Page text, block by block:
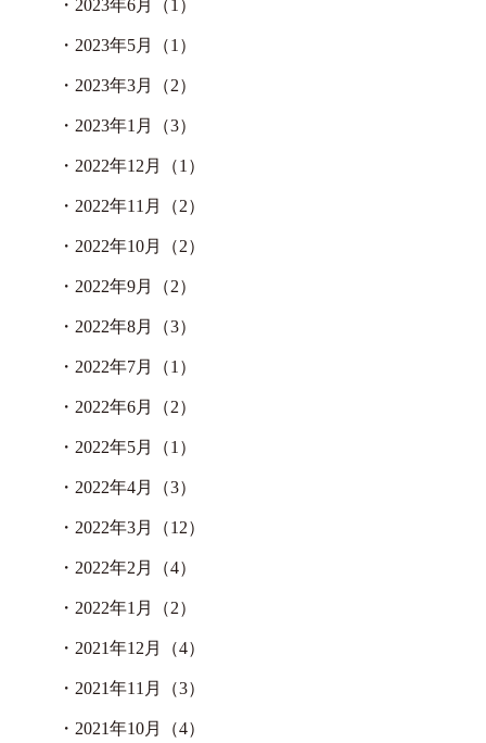
・ 2023年6月（1）
・ 2023年5月（1）
・ 2023年3月（2）
・ 2023年1月（3）
・ 2022年12月（1）
・ 2022年11月（2）
・ 2022年10月（2）
・ 2022年9月（2）
・ 2022年8月（3）
・ 2022年7月（1）
・ 2022年6月（2）
・ 2022年5月（1）
・ 2022年4月（3）
・ 2022年3月（12）
・ 2022年2月（4）
・ 2022年1月（2）
・ 2021年12月（4）
・ 2021年11月（3）
・ 2021年10月（4）